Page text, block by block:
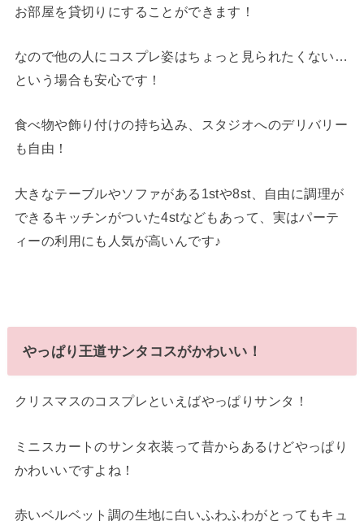
お部屋を貸切りにすることができます！
なので他の人にコスプレ姿はちょっと見られたくない…
という場合も安心です！
食べ物や飾り付けの持ち込み、スタジオへのデリバリー
も自由！
大きなテーブルやソファがある1stや8st、自由に調理が
できるキッチンがついた4stなどもあって、実はパーテ
ィーの利用にも人気が高いんです♪
やっぱり王道サンタコスがかわいい！
クリスマスのコスプレといえばやっぱりサンタ！
ミニスカートのサンタ衣装って昔からあるけどやっぱり
かわいいですよね！
赤いベルベット調の生地に白いふわふわがとってもキュ